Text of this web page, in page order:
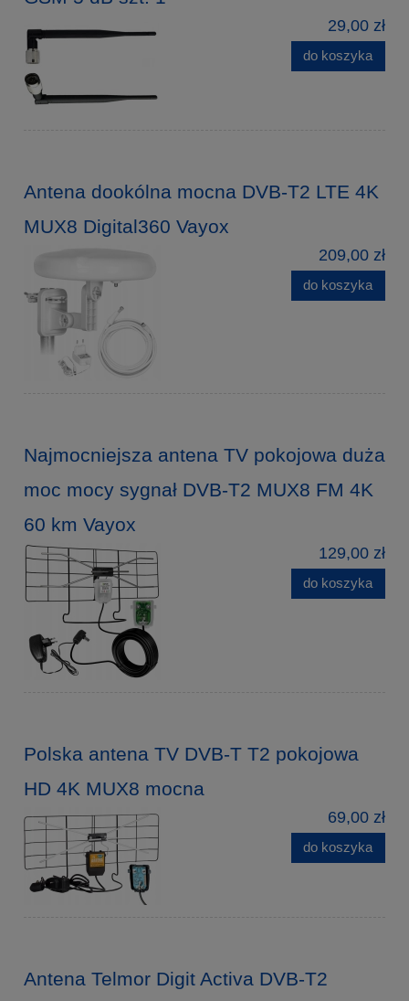
29,00 zł
do koszyka
Antena dookólna mocna DVB-T2 LTE 4K
MUX8 Digital360 Vayox
209,00 zł
do koszyka
Najmocniejsza antena TV pokojowa duża
moc mocy sygnał DVB-T2 MUX8 FM 4K
60 km Vayox
129,00 zł
do koszyka
Polska antena TV DVB-T T2 pokojowa
HD 4K MUX8 mocna
69,00 zł
do koszyka
Antena Telmor Digit Activa DVB-T2